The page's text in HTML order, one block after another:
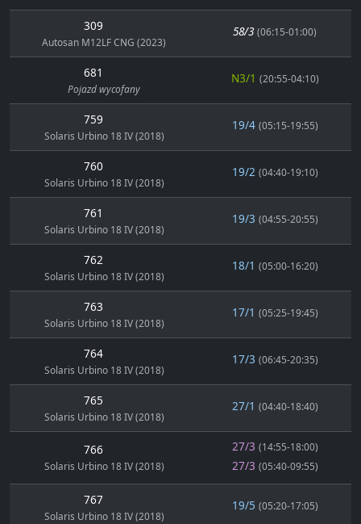
309
Autosan M12LF CNG (2023)
58/3 (06:15-01:00)
681
Pojazd wycofany
N3/1 (20:55-04:10)
759
Solaris Urbino 18 IV (2018)
19/4 (05:15-19:55)
760
Solaris Urbino 18 IV (2018)
19/2 (04:40-19:10)
761
Solaris Urbino 18 IV (2018)
19/3 (04:55-20:55)
762
Solaris Urbino 18 IV (2018)
18/1 (05:00-16:20)
763
Solaris Urbino 18 IV (2018)
17/1 (05:25-19:45)
764
Solaris Urbino 18 IV (2018)
17/3 (06:45-20:35)
765
Solaris Urbino 18 IV (2018)
27/1 (04:40-18:40)
766
Solaris Urbino 18 IV (2018)
27/3 (14:55-18:00)
27/3 (05:40-09:55)
767
Solaris Urbino 18 IV (2018)
19/5 (05:20-17:05)